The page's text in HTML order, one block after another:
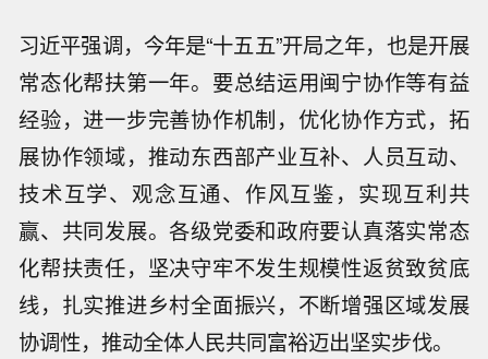
习近平强调，今年是“十五五”开局之年，也是开展
常态化帮扶第一年。要总结运用闽宁协作等有益
经验，进一步完善协作机制，优化协作方式，拓
展协作领域，推动东西部产业互补、人员互动、
技术互学、观念互通、作风互鉴，实现互利共
赢、共同发展。各级党委和政府要认真落实常态
化帮扶责任，坚决守牢不发生规模性返贫致贫底
线，扎实推进乡村全面振兴，不断增强区域发展
协调性，推动全体人民共同富裕迈出坚实步伐。